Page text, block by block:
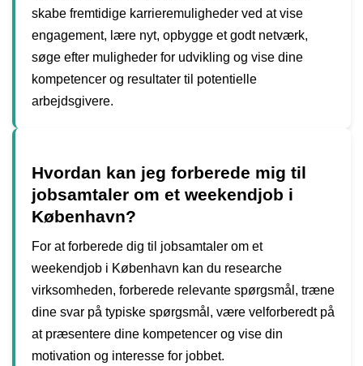
skabe fremtidige karrieremuligheder ved at vise
engagement, lære nyt, opbygge et godt netværk,
søge efter muligheder for udvikling og vise dine
kompetencer og resultater til potentielle
arbejdsgivere.
Hvordan kan jeg forberede mig til
jobsamtaler om et weekendjob i
København?
For at forberede dig til jobsamtaler om et
weekendjob i København kan du researche
virksomheden, forberede relevante spørgsmål, træne
dine svar på typiske spørgsmål, være velforberedt på
at præsentere dine kompetencer og vise din
motivation og interesse for jobbet.